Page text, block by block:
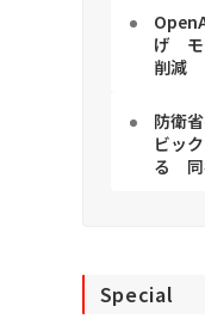
げ モ
削減
防衛
ビッ
る 同
Special